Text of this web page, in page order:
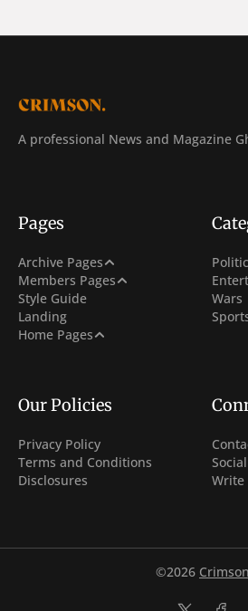
A professional News and Magazine
Pages
Archive Pages
Post Archive
Tag Archive
Author Archive
Members Pages
Sign In
Sign Up
Subscribe
Style Guide
Landing
Home Pages
With Carousel + 3 Col Hero
Wars
Our Policies
Privacy Policy
Terms and Conditions
Disclosures
Write
©2026 Crimson